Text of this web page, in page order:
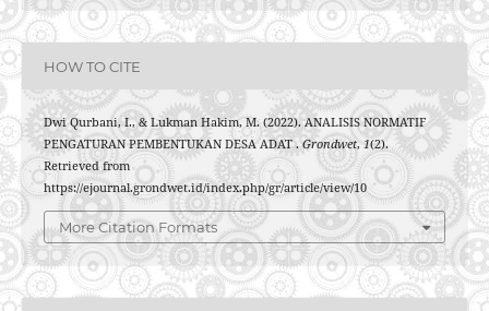
HOW TO CITE
Dwi Qurbani, I., & Lukman Hakim, M. (2022). ANALISIS NORMATIF
PENGATURAN PEMBENTUKAN DESA ADAT .Grondwet, 1(2).
Retrieved from
https://ejournal.grondwet.id/index.php/gr/article/view/10
More Citation Formats